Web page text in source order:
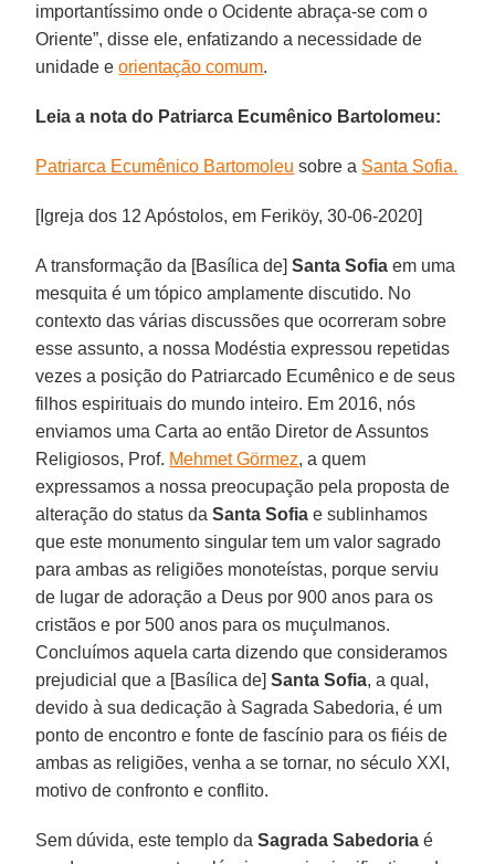
importantíssimo onde o Ocidente abraça-se com o
Oriente”, disse ele, enfatizando a necessidade de
unidade eorientação comum.
Leia a nota do Patriarca Ecumênico Bartolomeu:
Patriarca Ecumênico Bartomoleu sobre a Santa Sofia.
[Igreja dos 12 Apóstolos, em Feriköy, 30-06-2020]
A transformação da [Basílica de]Santa Sofia em uma
mesquita é um tópico amplamente discutido. No
contexto das várias discussões que ocorreram sobre
esse assunto, a nossa Modéstia expressou repetidas
vezes a posição do Patriarcado Ecumênico e de seus
filhos espirituais do mundo inteiro. Em 2016, nós
enviamos uma Carta ao então Diretor de Assuntos
Religiosos, Prof. Mehmet Görmez, a quem
expressamos a nossa preocupação pela proposta de
alteração do status daSanta Sofia e sublinhamos
que este monumento singular tem um valor sagrado
para ambas as religiões monoteístas, porque serviu
de lugar de adoração a Deus por 900 anos para os
cristãos e por 500 anos para os muçulmanos.
Concluímos aquela carta dizendo que consideramos
prejudicial que a [Basílica de]Santa Sofia, a qual,
devido à sua dedicação à Sagrada Sabedoria, é um
ponto de encontro e fonte de fascínio para os fiéis de
ambas as religiões, venha a se tornar, no século XXI,
motivo de confronto e conflito.
Sem dúvida, este templo daSagrada Sabedoria é